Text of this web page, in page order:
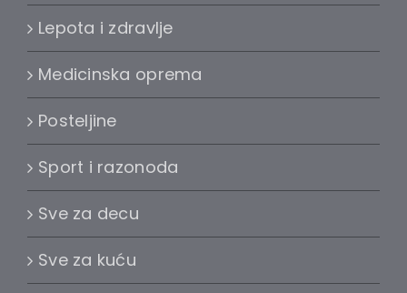
Lepota i zdravlje
Medicinska oprema
Posteljine
Sport i razonoda
Sve za decu
Sve za kuću